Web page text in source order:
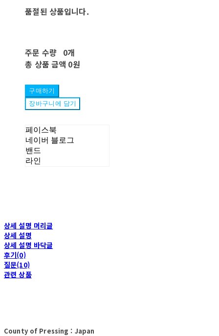
품절된 상품입니다.
주문 수량 0개
총 상품 금액 0원
구매하기
장바구니에 담기
페이스북
네이버 블로그
밴드
라인
상세 설명 머리글
상세 설명
상세 설명 바닥글
후기(0)
질문(10)
관련 상품
County of Pressing : Japan